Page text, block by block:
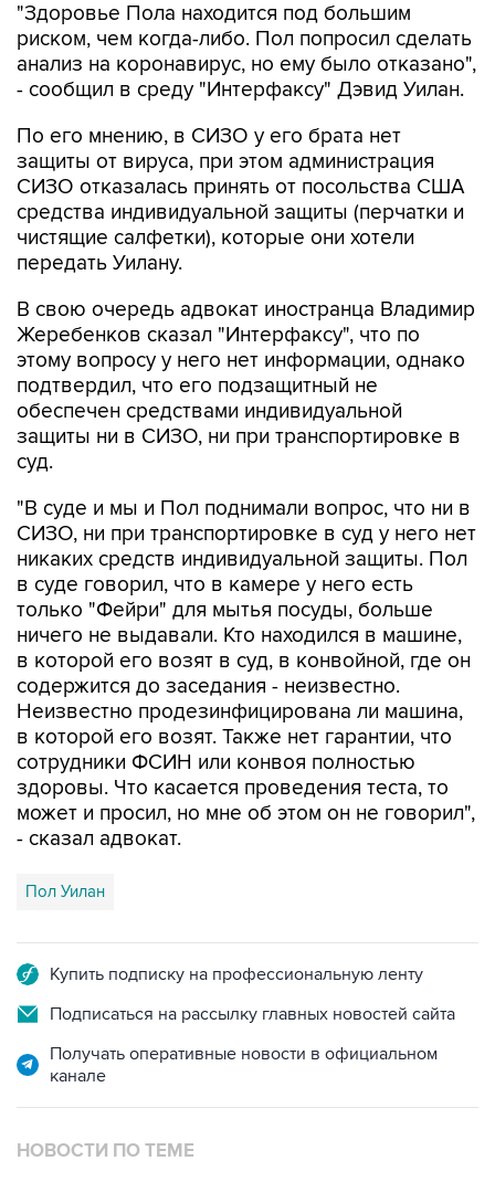
"Здоровье Пола находится под большим
риском, чем когда-либо. Пол попросил сделать
анализ на коронавирус, но ему было отказано",
- сообщил в среду "Интерфаксу" Дэвид Уилан.
По его мнению, в СИЗО у его брата нет
защиты от вируса, при этом администрация
СИЗО отказалась принять от посольства США
средства индивидуальной защиты (перчатки и
чистящие салфетки), которые они хотели
передать Уилану.
В свою очередь адвокат иностранца Владимир
Жеребенков сказал "Интерфаксу", что по
этому вопросу у него нет информации, однако
подтвердил, что его подзащитный не
обеспечен средствами индивидуальной
защиты ни в СИЗО, ни при транспортировке в
суд.
"В суде и мы и Пол поднимали вопрос, что ни в
СИЗО, ни при транспортировке в суд у него нет
никаких средств индивидуальной защиты. Пол
в суде говорил, что в камере у него есть
только "Фейри" для мытья посуды, больше
ничего не выдавали. Кто находился в машине,
в которой его возят в суд, в конвойной, где он
содержится до заседания - неизвестно.
Неизвестно продезинфицирована ли машина,
в которой его возят. Также нет гарантии, что
сотрудники ФСИН или конвоя полностью
здоровы. Что касается проведения теста, то
может и просил, но мне об этом он не говорил",
- сказал адвокат.
Пол Уилан
Купить подписку на профессиональную ленту
Подписаться на рассылку главных новостей сайта
Получать оперативные новости в официальном
канале
НОВОСТИ ПО ТЕМЕ